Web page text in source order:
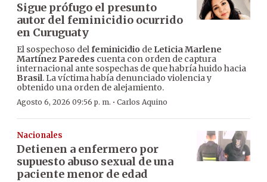
Sigue prófugo el presunto
autor del feminicidio ocurrido
en Curuguaty
El sospechoso delfeminicidio de Leticia Marlene
Martínez Paredes cuenta con orden de captura
internacional ante sospechas de que habría huido hacia
Brasil. La víctima había denunciado violencia y
obtenido una orden de alejamiento.
Agosto 6, 2026 09:56 p. m. · Carlos Aquino
Nacionales
Detienen a enfermero por
supuesto abuso sexual de una
paciente menor de edad